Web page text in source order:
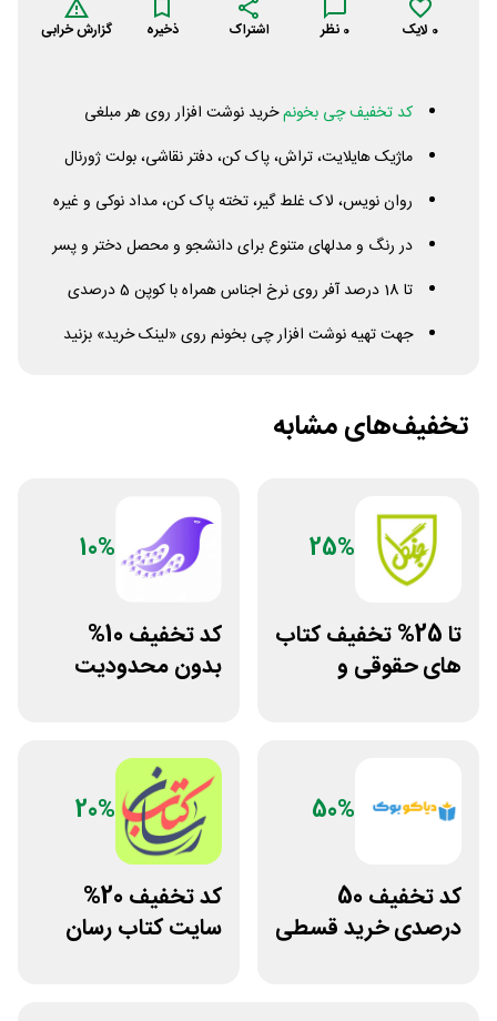
0 لایک 0 نظر اشتراک ذخیره گزارش خرابی
کد تخفیف چی بخونمخرید نوشت افزار روی هر مبلغی
ماژیک هایلایت، تراش، پاک کن، دفتر نقاشی، بولت ژورنال
روان نویس، لاک غلط گیر، تخته پاک کن، مداد نوکی و غیره
در رنگ و مدلهای متنوع برای دانشجو و محصل دختر و پسر
تا 18 درصد آفر روی نرخ اجناس همراه با کوپن 5 درصدی
جهت تهیه نوشت افزار چی بخونم روی «لینک خرید» بزنید
تخفیف‌های مشابه
25%
تا 25% تخفیف کتاب
های حقوقی و
10%
کد تخفیف 10%
بدون محدودیت
50%
کد تخفیف 50
درصدی خرید قسطی
20%
کد تخفیف 20%
سایت کتاب رسان